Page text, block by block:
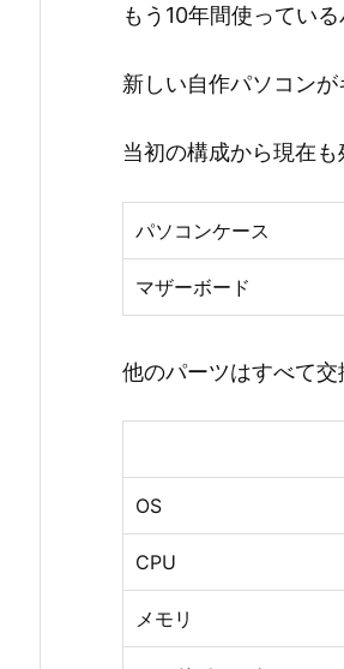
もう10年間使ってい
新しい自作パソコン
当初の構成から現在
パソコンケース
マザーボード
他のパーツはすべて
OS
CPU
メモリ